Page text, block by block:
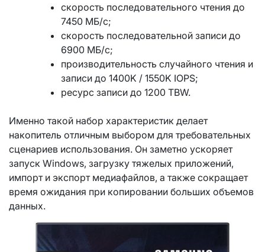
скорость последовательного чтения до
7450 МБ/с;
скорость последовательной записи до
6900 МБ/с;
производительность случайного чтения и
записи до 1400K / 1550K IOPS;
ресурс записи до 1200 TBW.
Именно такой набор характеристик делает
накопитель отличным выбором для требовательных
сценариев использования. Он заметно ускоряет
запуск Windows, загрузку тяжелых приложений,
импорт и экспорт медиафайлов, а также сокращает
время ожидания при копировании больших объемов
данных.